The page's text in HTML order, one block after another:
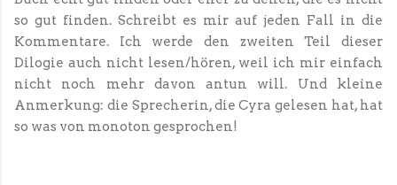
so gut finden. Schreibt es mir auf jeden Fall in die
Kommentare. Ich werde den zweiten Teil dieser
Dilogie auch nicht lesen/hören, weil ich mir einfach
nicht noch mehr davon antun will. Und kleine
Anmerkung: die Sprecherin, die Cyra gelesen hat, hat
so was von monoton gesprochen!